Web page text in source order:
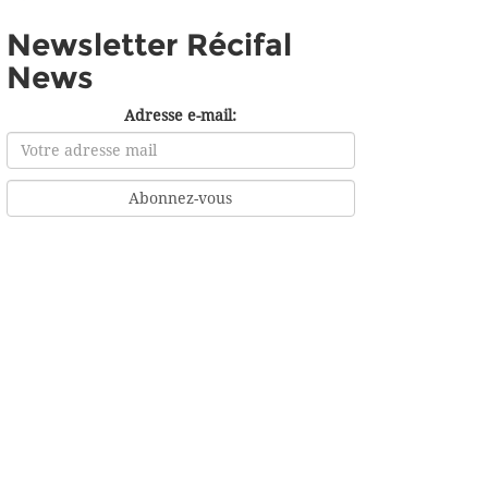
Newsletter Récifal
News
Adresse e-mail: